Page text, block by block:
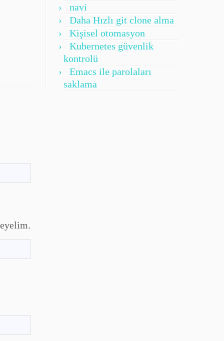
navi
Daha Hızlı git clone alma
Kişisel otomasyon
Kubernetes güvenlik
kontrolü
Emacs ile parolaları
saklama